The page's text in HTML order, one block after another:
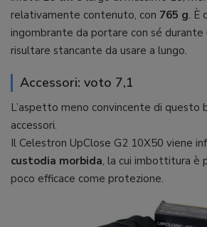
relativamente contenuto, con 765 g. È
ingombrante da portare con sé durante
risultare stancante da usare a lungo.
Accessori: voto 7,1
L’aspetto meno convincente di questo
accessori.
Il Celestron UpClose G2 10X50 viene
custodia morbida, la cui imbottitura
poco efficace come protezione.